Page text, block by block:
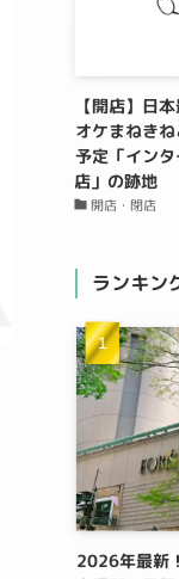
【開店】日
オケまねき
予定「イン
店」の跡地
開店・閉店
ランキン
2026年最新